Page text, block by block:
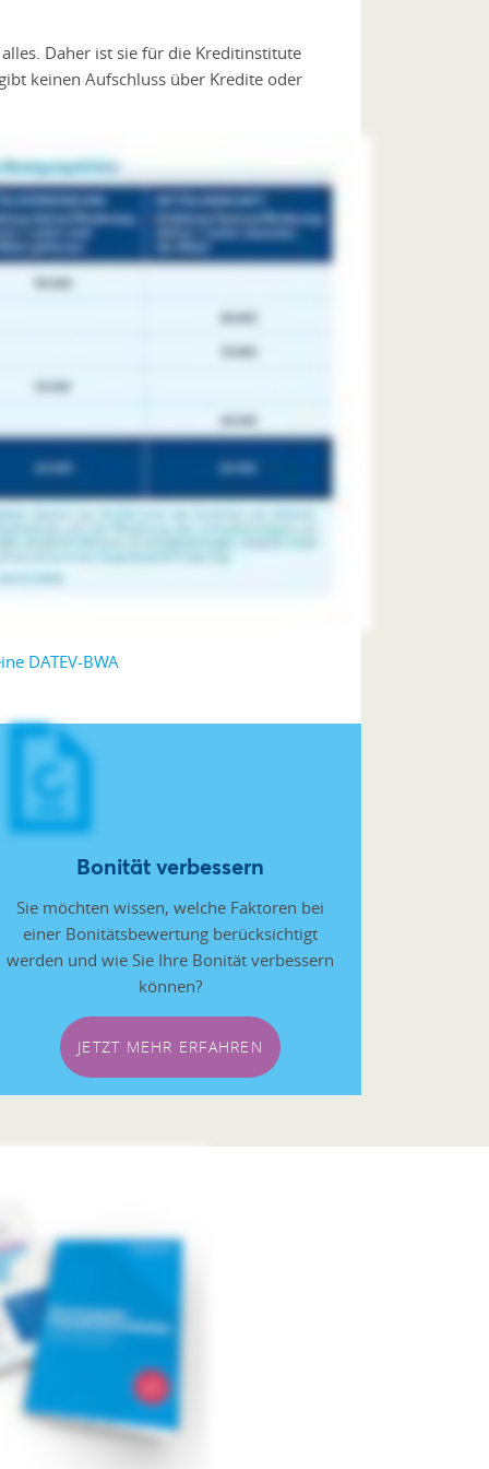
Daher ist sie für die Kreditinstitute
keinen Aufschluss über Kredite oder
DATEV-BWA
Bonität verbessern
Sie möchten wissen, welche Faktoren bei
einer Bonitätsbewertung berücksichtigt
werden und wie Sie Ihre Bonität verbessern
können?
JETZT MEHR ERFAHREN